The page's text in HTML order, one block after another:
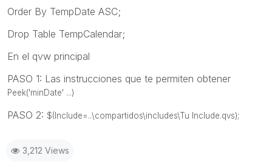
Order By TempDate ASC;
Drop Table TempCalendar;
En el qvw principal
PASO 1: Las instrucciones que te permiten obtener
Peek('minDate' ...)
PASO 2: $(Include=..\compartidos\includes\Tu Include.qvs);
3,212 Views